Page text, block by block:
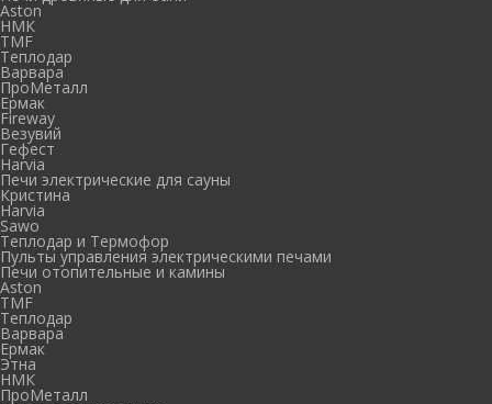
Aston
НМК
TMF
Теплодар
Варвара
ПроМеталл
Ермак
Fireway
Везувий
Гефест
Harvia
Печи электрические для сауны
Кристина
Harvia
Sawo
Теплодар и Термофор
Пульты управления электрическими печами
Печи отопительные и камины
Aston
TMF
Теплодар
Варвара
Ермак
Этна
НМК
ПроМеталл